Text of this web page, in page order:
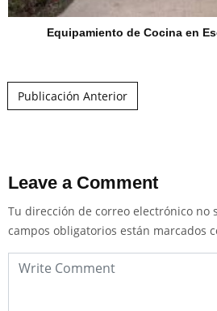
Equipamiento de Cocina en
Publicación Anterior
Leave a Comment
Tu dirección de correo electrónico no
campos obligatorios están marcados